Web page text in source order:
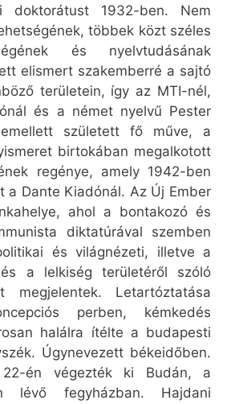
doktorátust 1932-ben. Nem
többek közt széles
és nyelvtudásának
elismert szakemberré a sajtó
területein, így az MTI-nél,
és a német nyelvű Pester
született fő műve, a
birtokában megalkotott
regénye, amely 1942-ben
a Dante Kiadónál. Az Új Ember
ahol a bontakozó és
diktatúrával szemben
és világnézeti, illetve a
a lelkiség területéről szóló
megjelentek. Letartóztatása
perben, kémkedés
halálra ítélte a budapesti
Úgynevezett békeidőben.
22-én végezték ki Budán, a
lévő fegyházban. Hajdani